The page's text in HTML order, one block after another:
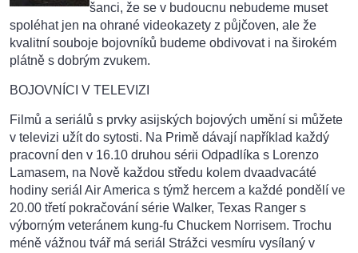
šanci, že se v budoucnu nebudeme muset
spoléhat jen na ohrané videokazety z půjčoven, ale že
kvalitní souboje bojovníků budeme obdivovat i na širokém
plátně s dobrým zvukem.
BOJOVNÍCI V TELEVIZI
Filmů a seriálů s prvky asijských bojových umění si můžete
v televizi užít do sytosti. Na Primě dávají například každý
pracovní den v 16.10 druhou sérii Odpadlíka s Lorenzo
Lamasem, na Nově každou středu kolem dvaadvacáté
hodiny seriál Air America s týmž hercem a každé pondělí ve
20.00 třetí pokračování série Walker, Texas Ranger s
výborným veteránem kung-fu Chuckem Norrisem. Trochu
méně vážnou tvář má seriál Strážci vesmíru vysílaný v